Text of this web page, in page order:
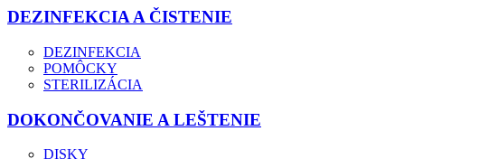
DEZINFEKCIA A ČISTENIE
DEZINFEKCIA
POMÔCKY
STERILIZÁCIA
DOKONČOVANIE A LEŠTENIE
DISKY